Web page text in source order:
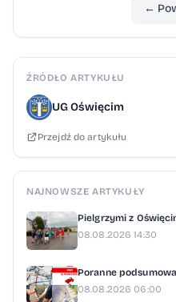
←
ŹRÓDŁO ARTYKUŁU
UG Oświęcim
Przejdź do artykułu
NAJNOWSZE ARTYKUŁY
Pielgrzymi z
08.08.2026 14:30
Poranne
08.08.2026 06:00